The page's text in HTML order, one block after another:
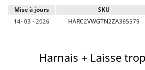
Mise à jours SKU
14- 03 - 2026 HARC2VWGTN2ZA365579
Harnais + Laisse